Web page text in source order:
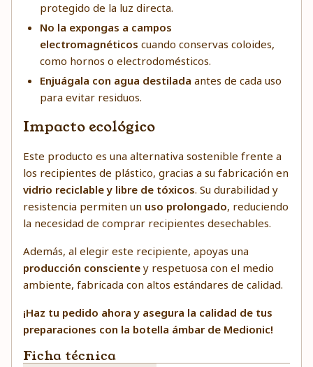
protegido de la luz directa.
No la expongas a campos
electromagnéticos cuando conservas coloides,
como hornos o electrodomésticos.
Enjuágala con agua destilada antes de cada uso
para evitar residuos.
Impacto ecológico
Este producto es una alternativa sostenible frente a
los recipientes de plástico, gracias a su fabricación en
vidrio reciclable y libre de tóxicos. Su durabilidad y
resistencia permiten un uso prolongado, reduciendo
la necesidad de comprar recipientes desechables.
Además, al elegir este recipiente, apoyas una
producción consciente y respetuosa con el medio
ambiente, fabricada con altos estándares de calidad.
¡Haz tu pedido ahora y asegura la calidad de tus
preparaciones con la botella ámbar de Medionic!
Ficha técnica